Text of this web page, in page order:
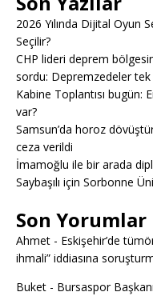
2026 Yılında Dijital Oyun
Seçilir?
CHP lideri deprem
sordu: Depremzedeler tek
Kabine Toplantısı bugün:
var?
Samsun’da horoz
ceza verildi
İmamoğlu ile bir arada
Saybaşılı için Sorbonne
Son Yorumlar
Ahmet - Eskişehir’de
ihmali” iddiasına
Buket - Bursaspor